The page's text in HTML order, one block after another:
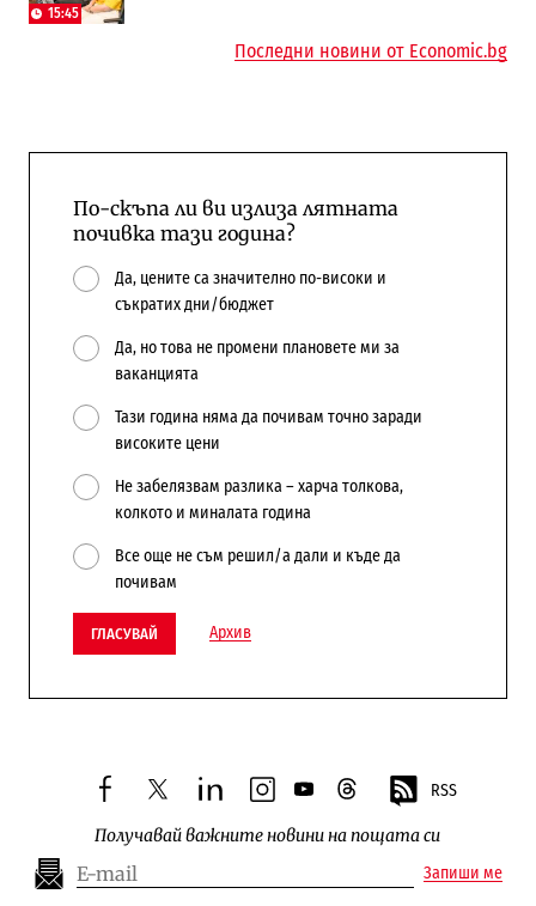
15:45
Последни новини от Economic.bg
По-скъпа ли ви излиза лятната
почивка тази година?
Да, цените са значително по-високи и
съкратих дни/бюджет
Да, но това не промени плановете ми за
ваканцията
Тази година няма да почивам точно заради
високите цени
Не забелязвам разлика – харча толкова,
колкото и миналата година
Все още не съм решил/а дали и къде да
почивам
ГЛАСУВАЙ Архив
facebooktwitterlinkedininstagram
youtubethreads RSS
Получавай важните новини на пощата си
Запиши ме